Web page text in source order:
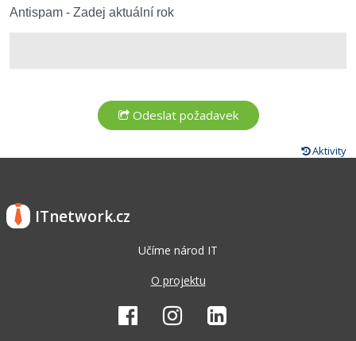
Antispam - Zadej aktuální rok
Aktivity
ITnetwork.cz
Učíme národ IT
O projektu